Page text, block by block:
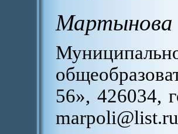
56», 426034,
marpoli@list.ru